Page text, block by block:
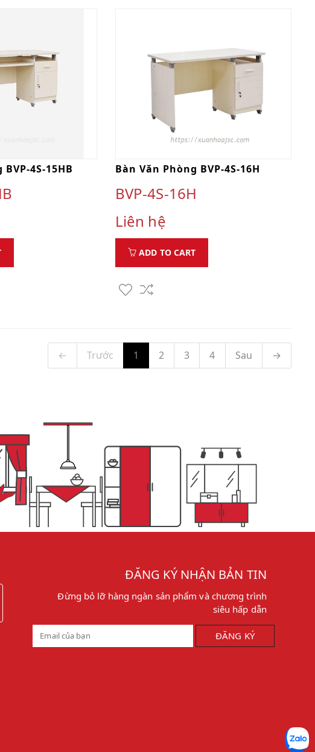
4S-15HB Bàn Văn Phòng BVP-4S-16H
BVP-4S-16H
Liên hệ
ADD TO CART
← Trước 1 2 3 4 Sau →
ĐĂNG KÝ NHẬN BẢN TIN
Đừng bỏ lỡ hàng ngàn sản phẩm và chương trình
siêu hấp dẫn
ĐĂNG KÝ